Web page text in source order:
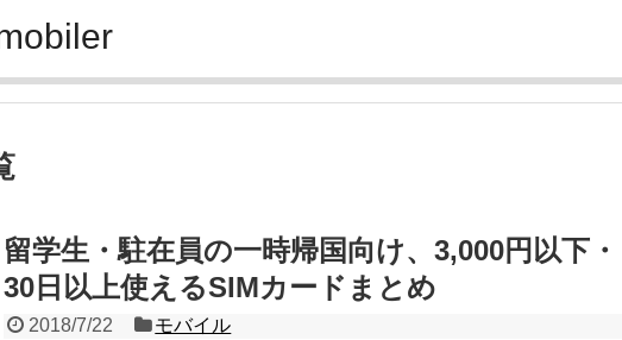
留学生・駐在員の一時帰国向け、3,000円以下・
30日以上使えるSIMカードまとめ
2018/7/22
モバイル